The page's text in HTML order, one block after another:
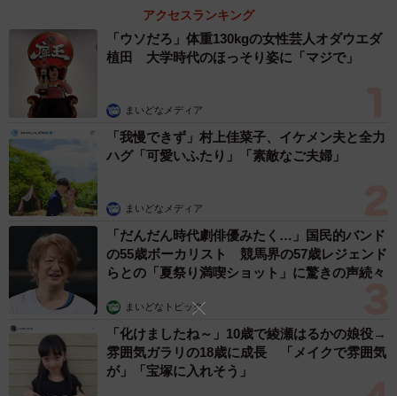
アクセスランキング
「ウソだろ」体重130kgの女性芸人オダウエダ
植田 大学時代のほっそり姿に「マジで」
まいどなメディア
「我慢できず」村上佳菜子、イケメン夫と全力
ハグ「可愛いふたり」「素敵なご夫婦」
まいどなメディア
「だんだん時代劇俳優みたく…」国民的バンド
の55歳ボーカリスト 競馬界の57歳レジェンド
らとの「夏祭り満喫ショット」に驚きの声続々
まいどなトピック
「化けましたね～」10歳で綾瀬はるかの娘役→
雰囲気ガラリの18歳に成長 「メイクで雰囲気
が」「宝塚に入れそう」